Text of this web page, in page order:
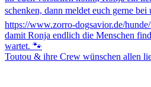
Toutou & ihre Crew wünschen allen